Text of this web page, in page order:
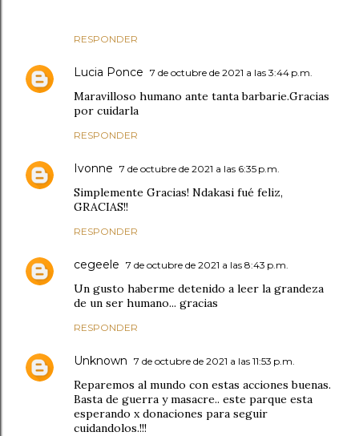
RESPONDER
Lucia Ponce 7 de octubre de 2021 a las 3:44 p.m.
Maravilloso humano ante tanta barbarie.Gracias
por cuidarla
RESPONDER
Ivonne 7 de octubre de 2021 a las 6:35 p.m.
Simplemente Gracias! Ndakasi fué feliz,
GRACIAS!!
RESPONDER
cegeele 7 de octubre de 2021 a las 8:43 p.m.
Un gusto haberme detenido a leer la grandeza
de un ser humano... gracias
RESPONDER
Unknown 7 de octubre de 2021 a las 11:53 p.m.
Reparemos al mundo con estas acciones buenas.
Basta de guerra y masacre.. este parque esta
esperando x donaciones para seguir
cuidandolos.!!!